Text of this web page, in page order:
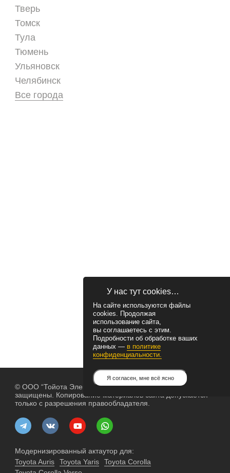
Тверь
Томск
Тула
Тюмень
Ульяновск
Челябинск
Все города
© ООО “Тойота Электрик”, 2004— 2026. Все права
защищены. Копирование материалов сайта допускается
только с разрешения правообладателя.
Модернизированный актаутор для:
Toyota Auris
Toyota Yaris
Toyota Corolla
У нас тут cookies…
На сайте используются файлы
cookies. Продолжая
использование сайта,
вы соглашаетесь с этим.
Подробности об обработке ваших
данных — в политике
конфиденциальности.
Я согласен, мне всё ясно